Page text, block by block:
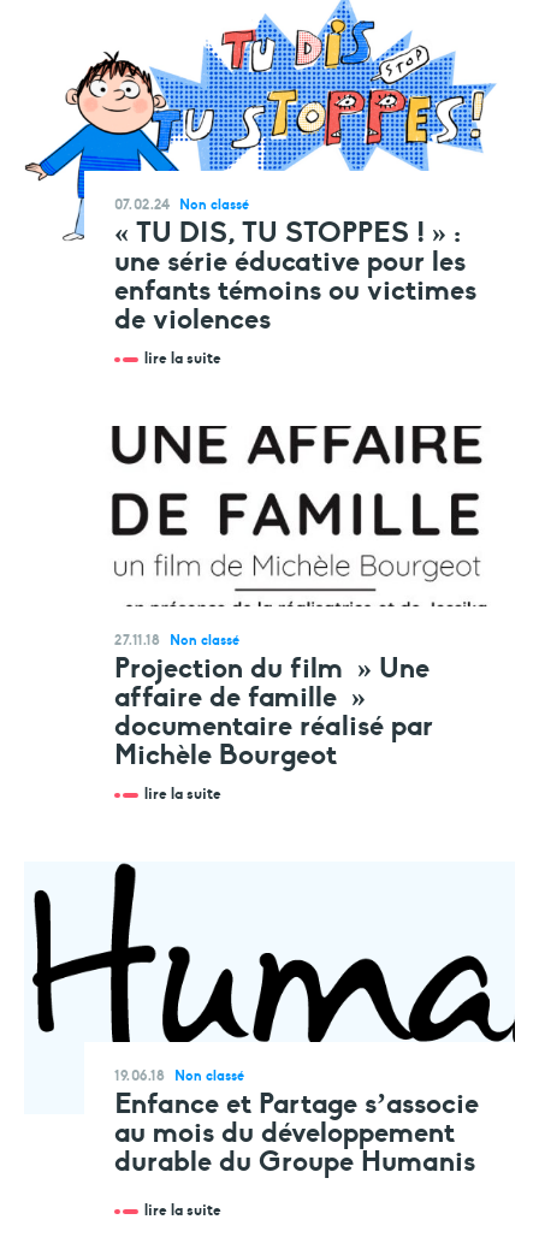
07.02.24 Non classé
« TU DIS, TU STOPPES ! » :
une série éducative pour les
enfants témoins ou victimes
de violences
lire la suite
27.11.18 Non classé
Projection du film » Une
affaire de famille »
documentaire réalisé par
Michèle Bourgeot
lire la suite
19.06.18 Non classé
Enfance et Partage s’associe
au mois du développement
durable du Groupe Humanis
lire la suite